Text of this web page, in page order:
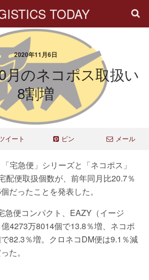
TODAY
2020年11月6日
月のネコポス取扱い
8割増
イート ピン メール
宅急便」シリーズと「ネコポス」
配便取扱個数が、前年同月比20.7％
だったことを発表した。
急便コンパクト、EAZY（イージ
4273万8014個で13.8％増、ネコポ
82.3％増。クロネコDM便は9.1％減
た。